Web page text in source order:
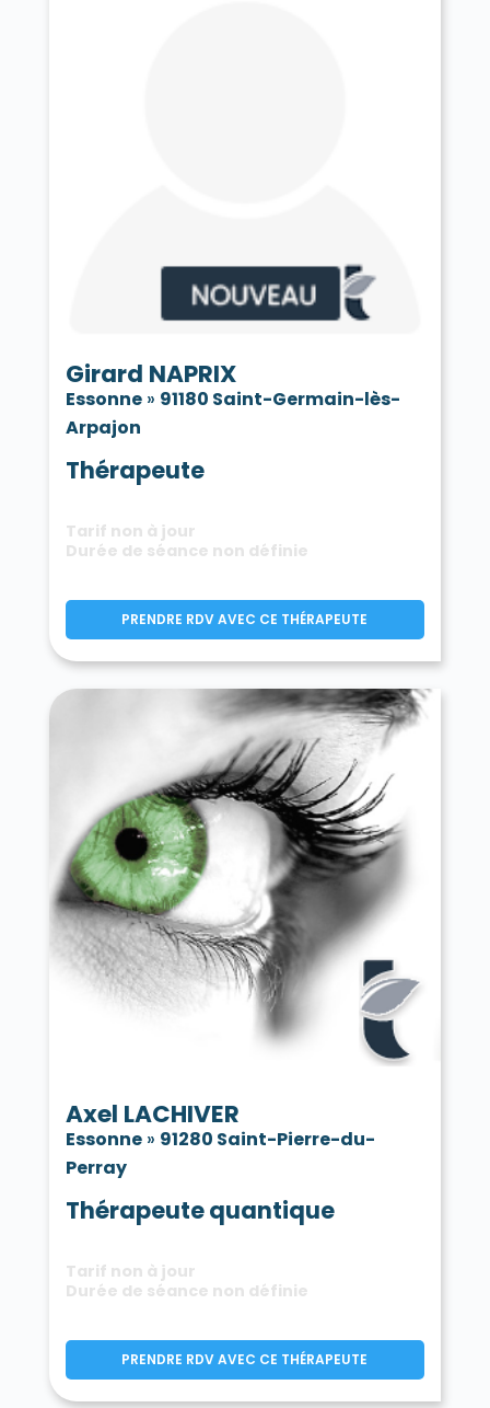
Girard NAPRIX
Essonne» 91180 Saint-Germain-lès-
Arpajon
Thérapeute
Tarif non à jour
Durée de séance non définie
PRENDRE RDV AVEC CE THÉRAPEUTE
Axel LACHIVER
Essonne» 91280 Saint-Pierre-du-
Perray
Thérapeute quantique
Tarif non à jour
Durée de séance non définie
PRENDRE RDV AVEC CE THÉRAPEUTE